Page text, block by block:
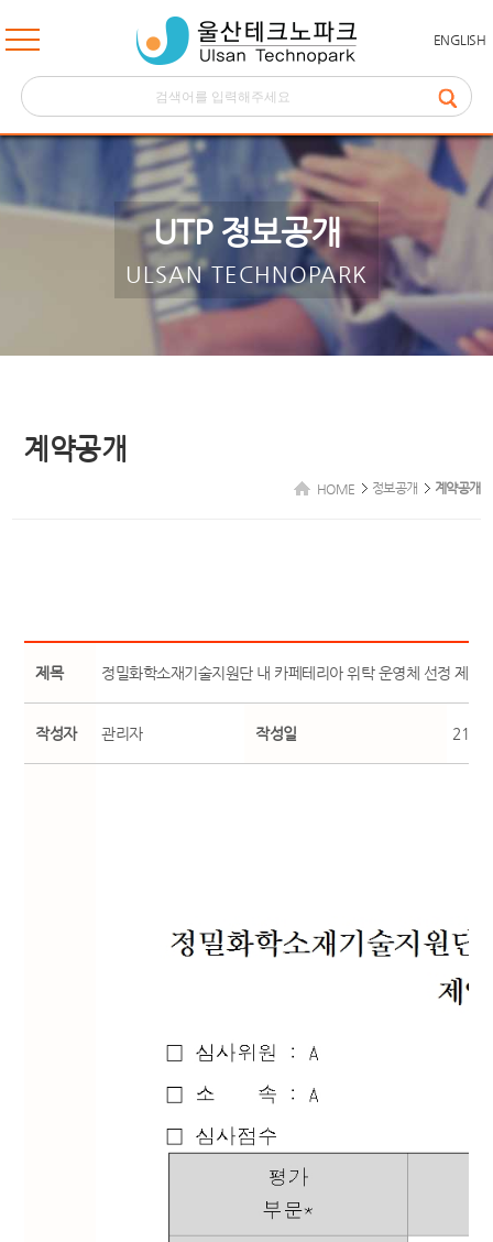
ENGLISH
UTP 정보공개
ULSAN TECHNOPARK
계약공개
HOME 정보공개 계약공개
제목 정밀화학소재기술지원단 내 카페테리아 위탁 운영체 선정 제안
작성자 관리자 작성일 21-